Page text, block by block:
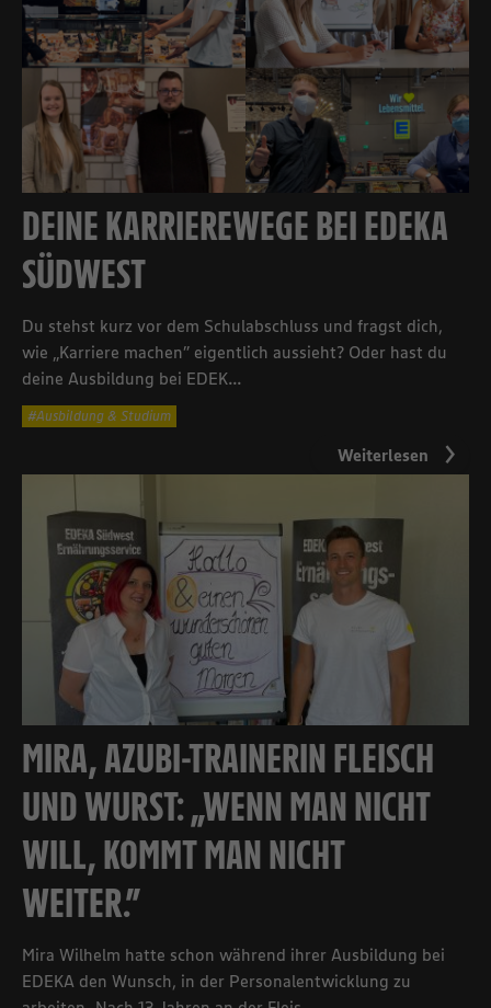
DEINE KARRIEREWEGE BEI EDEKA
SÜDWEST
Du stehst kurz vor dem Schulabschluss und fragst dich,
wie „Karriere machen” eigentlich aussieht? Oder hast du
deine Ausbildung bei EDEK...
Ausbildung & Studium
Weiterlesen
MIRA, AZUBI-TRAINERIN FLEISCH
UND WURST: „WENN MAN NICHT
WILL, KOMMT MAN NICHT
WEITER.”
Mira Wilhelm hatte schon während ihrer Ausbildung bei
EDEKA den Wunsch, in der Personalentwicklung zu